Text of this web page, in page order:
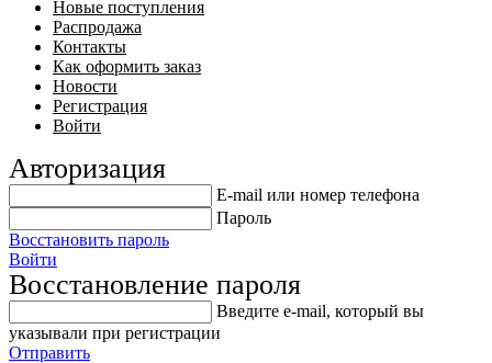
Новые поступления
Распродажа
Контакты
Как оформить заказ
Новости
Регистрация
Войти
Авторизация
E-mail или номер телефона
Пароль
Восстановить пароль
Войти
Восстановление пароля
Введите е-mail, который вы
указывали при регистрации
Отправить